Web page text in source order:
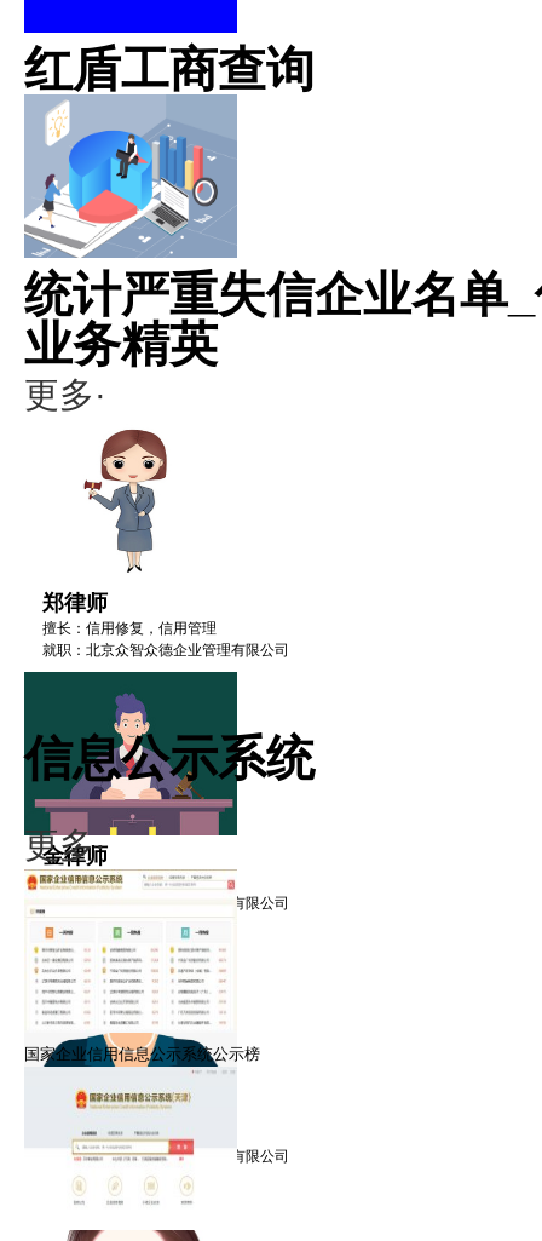
红盾工商查询
统计严重失信企业名单
业务精英
更多·
郑律师
擅长：信用修复，信用管理
就职：北京众智众德企业管理有限公司
金律师
擅长：信用修复，信用管理
就职：北京众智众德企业管理有限公司
朱律师
擅长：信用修复，信用管理
就职：北京众智众德企业管理有限公司
信息公示系统
更多·
国家企业信用信息公示系统公示榜